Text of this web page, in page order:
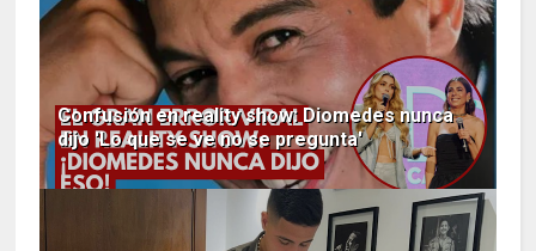
Confusión en reality show: Diomedes nunca
dijo 'Lo que se ve no se pregunta'